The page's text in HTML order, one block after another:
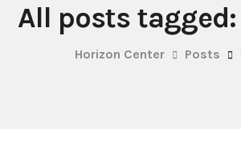
All posts
Horizon Center Posts